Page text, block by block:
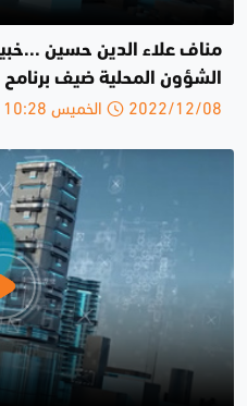
مناف علاء الدين حسين
الشؤون المحلية ضيف
2022/12/08 الخميس 10:28 ص